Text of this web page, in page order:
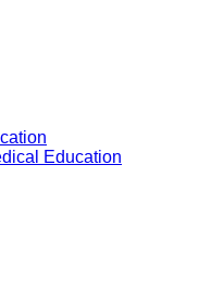
Education